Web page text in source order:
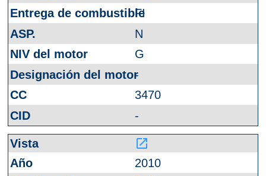
FI
N
G
-
3470
-
launch
2010